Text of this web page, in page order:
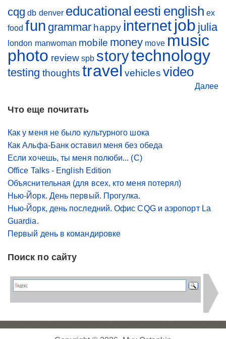
cqg db denver educational eesti english ex
food fun grammar happy internet job julia
london manwoman mobile money move music
photo review spb storytechnology
testing thoughts travel vehicles video
Далее
Что еще почитать
Как у меня не было культурного шока
Как Альфа-Банк оставил меня без обеда
Если хочешь, ты меня полюби... (С)
Office Talks - English Edition
Объяснительная (для всех, кто меня потерял)
Нью-Йорк. День первый. Прогулка.
Нью-Йорк, день последний. Офис CQG и аэропорт La
Guardia.
Первый день в командировке
Поиск по сайту